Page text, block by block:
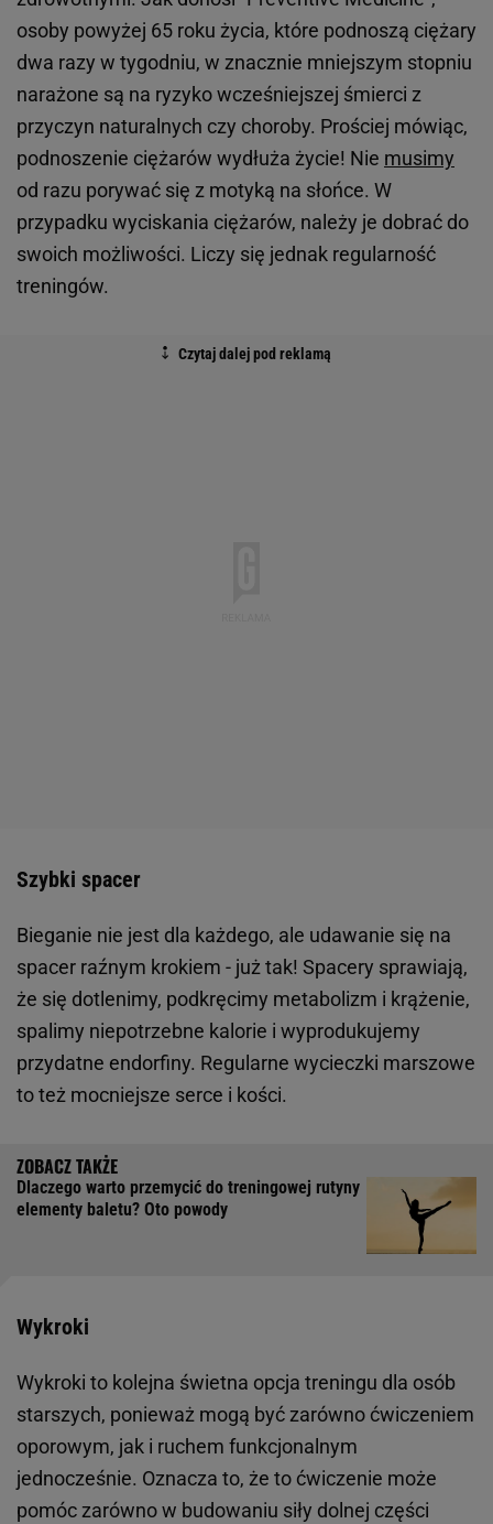
osoby powyżej 65 roku życia, które podnoszą ciężary
dwa razy w tygodniu, w znacznie mniejszym stopniu
narażone są na ryzyko wcześniejszej śmierci z
przyczyn naturalnych czy choroby. Prościej mówiąc,
podnoszenie ciężarów wydłuża życie! Nie musimy
od razu porywać się z motyką na słońce. W
przypadku wyciskania ciężarów, należy je dobrać do
swoich możliwości. Liczy się jednak regularność
treningów.
Szybki spacer
Bieganie nie jest dla każdego, ale udawanie się na
spacer raźnym krokiem - już tak! Spacery sprawiają,
że się dotlenimy, podkręcimy metabolizm i krążenie,
spalimy niepotrzebne kalorie i wyprodukujemy
przydatne endorfiny. Regularne wycieczki marszowe
to też mocniejsze serce i kości.
Dlaczego warto przemycić do treningowej rutyny
elementy baletu? Oto powody
Wykroki
Wykroki to kolejna świetna opcja treningu dla osób
starszych, ponieważ mogą być zarówno ćwiczeniem
oporowym, jak i ruchem funkcjonalnym
jednocześnie. Oznacza to, że to ćwiczenie może
pomóc zarówno w budowaniu siły dolnej części